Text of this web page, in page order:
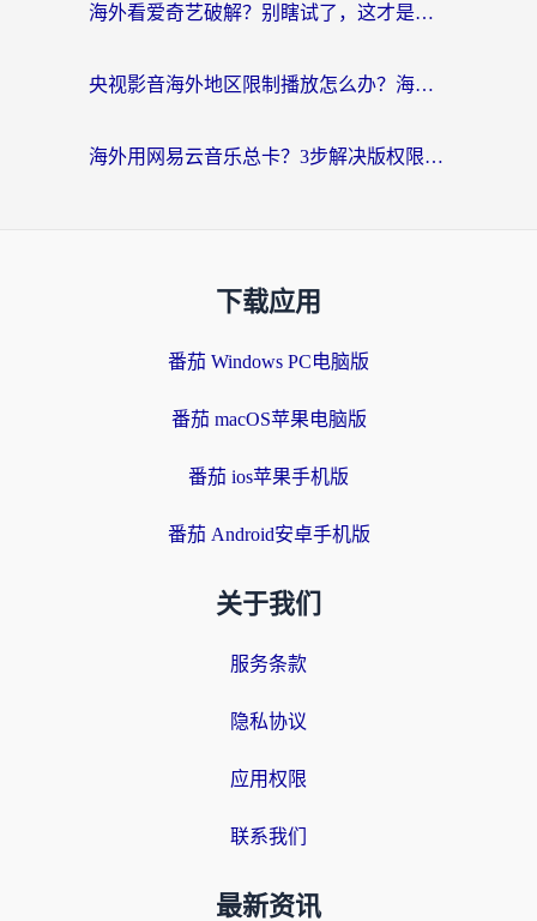
海外看爱奇艺破解？别瞎试了，这才是留学生华人追剧看球的正确打开方式
央视影音海外地区限制播放怎么办？海外党亲测有效的回国加速指南
海外用网易云音乐总卡？3步解决版权限制+卡顿，还能听喜马拉雅！
下载应用
番茄 Windows PC电脑版
番茄 macOS苹果电脑版
番茄 ios苹果手机版
番茄 Android安卓手机版
关于我们
服务条款
隐私协议
应用权限
联系我们
最新资讯